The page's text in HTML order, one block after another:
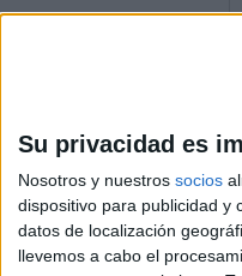
Su privacidad es
Nosotros y nuestros socios
dispositivo para publicidad y
datos de localización
llevemos a cabo el